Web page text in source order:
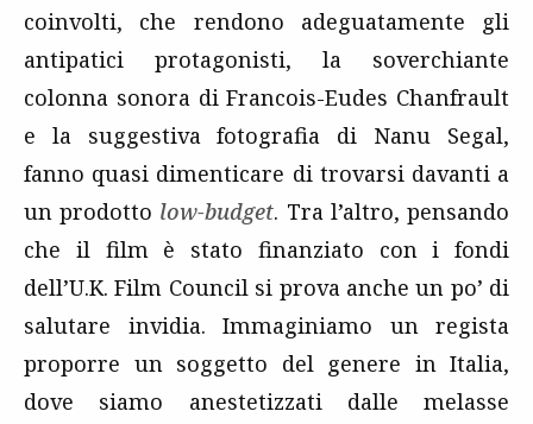
coinvolti, che rendono adeguatamente gli
antipatici protagonisti, la soverchiante
colonna sonora di Francois-Eudes Chanfrault
e la suggestiva fotografia di Nanu Segal,
fanno quasi dimenticare di trovarsi davanti a
un prodotto low-budget. Tra l’altro, pensando
che il film è stato finanziato con i fondi
dell’U.K. Film Council si prova anche un po’ di
salutare invidia. Immaginiamo un regista
proporre un soggetto del genere in Italia,
dove siamo anestetizzati dalle melasse